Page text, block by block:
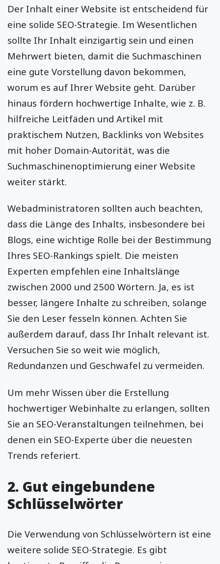
Der Inhalt einer Website ist entscheidend für
eine solide SEO-Strategie. Im Wesentlichen
sollte Ihr Inhalt einzigartig sein und einen
Mehrwert bieten, damit die Suchmaschinen
eine gute Vorstellung davon bekommen,
worum es auf Ihrer Website geht. Darüber
hinaus fördern hochwertige Inhalte, wie z. B.
hilfreiche Leitfäden und Artikel mit
praktischem Nutzen, Backlinks von Websites
mit hoher Domain-Autorität, was die
Suchmaschinenoptimierung einer Website
weiter stärkt.
Webadministratoren sollten auch beachten,
dass die Länge des Inhalts, insbesondere bei
Blogs, eine wichtige Rolle bei der Bestimmung
Ihres SEO-Rankings spielt. Die meisten
Experten empfehlen eine Inhaltslänge
zwischen 2000 und 2500 Wörtern. Ja, es ist
besser, längere Inhalte zu schreiben, solange
Sie den Leser fesseln können. Achten Sie
außerdem darauf, dass Ihr Inhalt relevant ist.
Versuchen Sie so weit wie möglich,
Redundanzen und Geschwafel zu vermeiden.
Um mehr Wissen über die Erstellung
hochwertiger Webinhalte zu erlangen, sollten
Sie an SEO-Veranstaltungen teilnehmen, bei
denen ein SEO-Experte über die neuesten
Trends referiert.
2. Gut eingebundene
Schlüsselwörter
Die Verwendung von Schlüsselwörtern ist eine
weitere solide SEO-Strategie. Es gibt